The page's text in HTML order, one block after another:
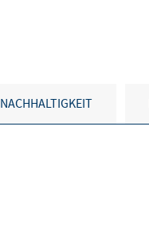
NACHHALTIGKEIT